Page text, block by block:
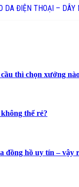
DA ĐIỆN THOẠI – DÂY
thì chọn xưởng
thể rẻ?
đồng hồ uy tín – vậy